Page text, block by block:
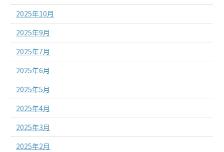
2025年10月
2025年9月
2025年7月
2025年6月
2025年5月
2025年4月
2025年3月
2025年2月